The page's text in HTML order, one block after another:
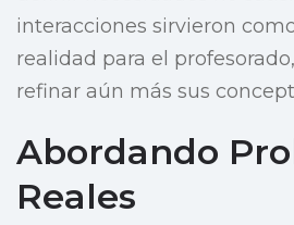
interacciones sirvieron
realidad para el
refinar aún más sus
Abordando
Reales